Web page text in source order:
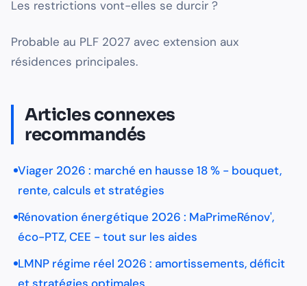
Les restrictions vont-elles se durcir ?
Probable au PLF 2027 avec extension aux
résidences principales.
Articles connexes
recommandés
Viager 2026 : marché en hausse 18 % - bouquet,
rente, calculs et stratégies
Rénovation énergétique 2026 : MaPrimeRénov',
éco-PTZ, CEE - tout sur les aides
LMNP régime réel 2026 : amortissements, déficit